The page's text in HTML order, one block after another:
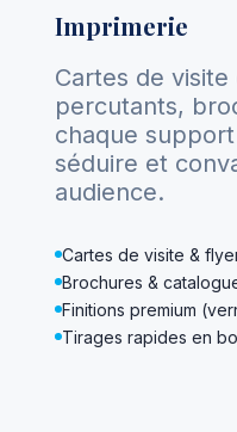
Imprimerie
Cartes de
percutants,
chaque
séduire et
audience.
Cartes de visite &
Brochures &
Finitions premium
Tirages rapides en